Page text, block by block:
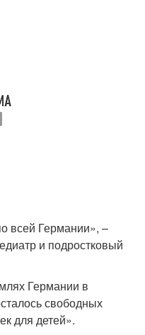
всей Германии», –
и подростковый
Германии в
свободных
для детей».